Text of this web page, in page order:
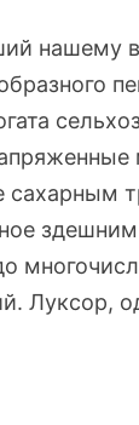
нашему
сахарным
Луксор,